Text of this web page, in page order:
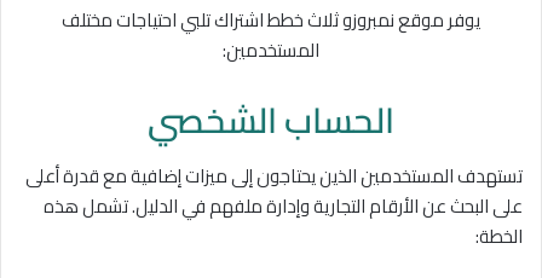
يوفر موقع نمبروزو ثلاث خطط اشتراك تلبي احتياجات مختلف
المستخدمين:
الحساب الشخصي
تستهدف المستخدمين الذين يحتاجون إلى ميزات إضافية مع قدرة أعلى
على البحث عن الأرقام التجارية وإدارة ملفهم في الدليل. تشمل هذه
الخطة: